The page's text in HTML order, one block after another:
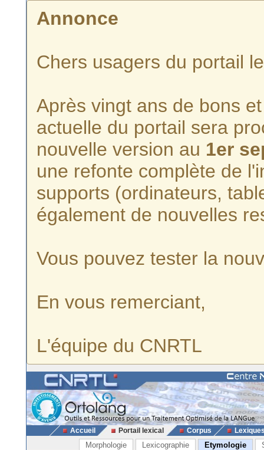
Annonce
Chers usagers du portail
Après vingt ans de bons
actuelle du portail sera
nouvelle version au 1er
une refonte complète de
supports (ordinateurs,
également de nouvelles
Vous pouvez tester la
En vous remerciant,
L'équipe du CNRTL
Accueil Portail lexical Corpus
Morphologie Lexicographie Etymologie